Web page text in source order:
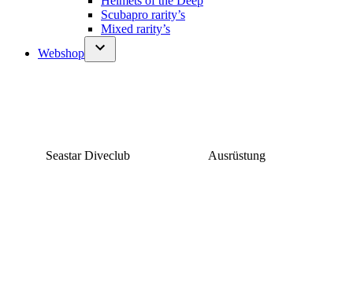
Scubapro rarity’s
Mixed rarity’s
Webshop
Seastar Diveclub Ausrüstung